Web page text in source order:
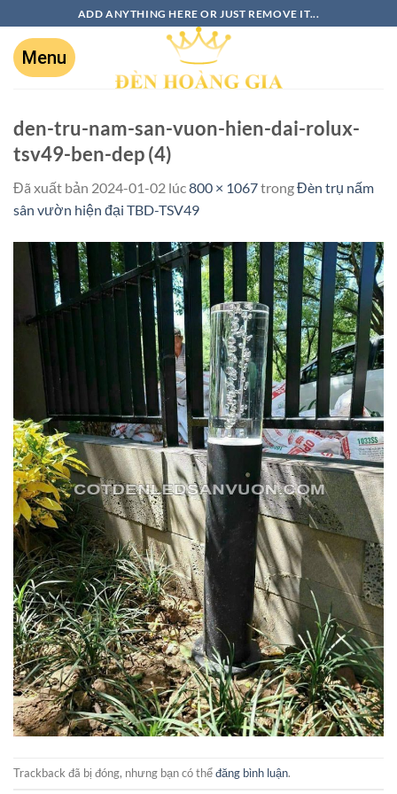
ADD ANYTHING HERE OR JUST REMOVE IT...
den-tru-nam-san-vuon-hien-dai-rolux-
tsv49-ben-dep (4)
Đã xuất bản 2024-01-02 lúc800 × 1067trongĐèn trụ nấm
sân vườn hiện đại TBD-TSV49
Trackback đã bị đóng, nhưng bạn có thểđăng bình luận.